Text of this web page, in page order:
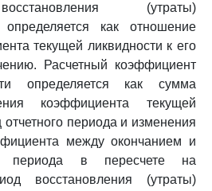
(утраты)
определяется как отношение
текущей ликвидности к его
Расчетный коэффициент
определяется как сумма
коэффициента текущей
отчетного периода и изменения
между окончанием и
периода в пересчете на
восстановления (утраты)